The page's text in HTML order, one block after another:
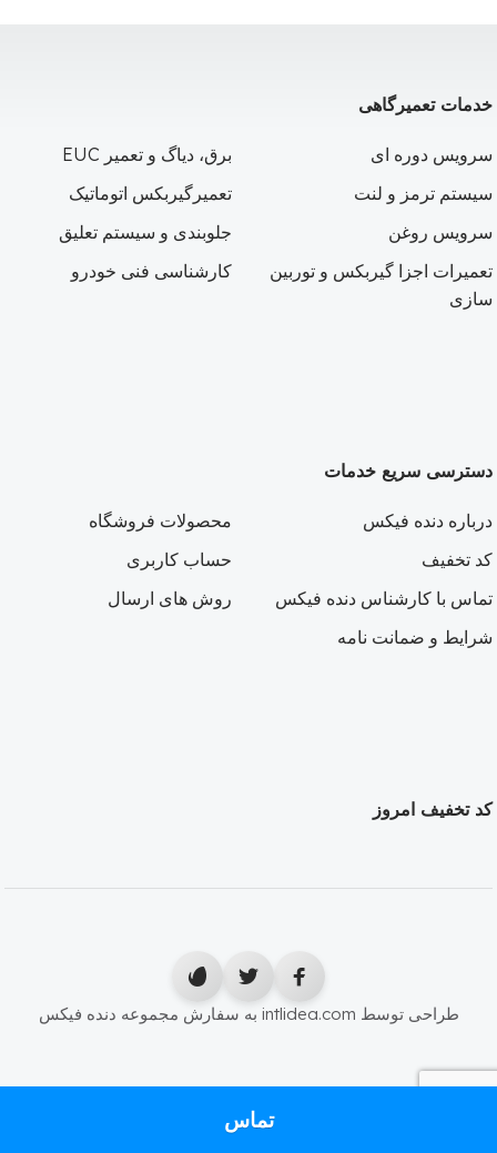
خدمات تعمیرگاهی
سرویس دوره ای
برق، دیاگ و تعمیر EUC
سیستم ترمز و لنت
تعمیرگیربکس اتوماتیک
سرویس روغن
جلوبندی و سیستم تعلیق
تعمیرات اجزا گیربکس و توربین
سازی
کارشناسی فنی خودرو
دسترسی سریع خدمات
درباره دنده فیکس
محصولات فروشگاه
کد تخفیف
حساب کاربری
تماس با کارشناس دنده فیکس
روش های ارسال
شرایط و ضمانت نامه
کد تخفیف امروز
طراحی توسط intlidea.com به سفارش مجموعه دنده فیکس
تماس